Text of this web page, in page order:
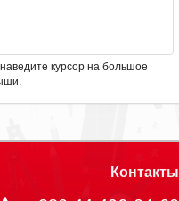
курсор на большое
Контакты